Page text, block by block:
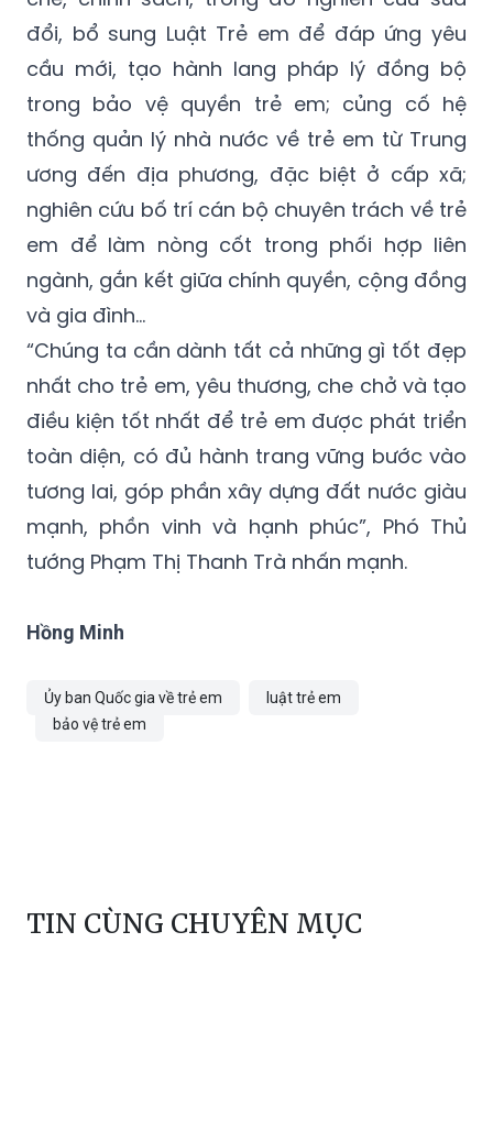
đổi, bổ sung Luật Trẻ em để đáp ứng yêu
cầu mới, tạo hành lang pháp lý đồng bộ
trong bảo vệ quyền trẻ em; củng cố hệ
thống quản lý nhà nước về trẻ em từ Trung
ương đến địa phương, đặc biệt ở cấp xã;
nghiên cứu bố trí cán bộ chuyên trách về trẻ
em để làm nòng cốt trong phối hợp liên
ngành, gắn kết giữa chính quyền, cộng đồng
và gia đình…
“Chúng ta cần dành tất cả những gì tốt đẹp
nhất cho trẻ em, yêu thương, che chở và tạo
điều kiện tốt nhất để trẻ em được phát triển
toàn diện, có đủ hành trang vững bước vào
tương lai, góp phần xây dựng đất nước giàu
mạnh, phồn vinh và hạnh phúc”, Phó Thủ
tướng Phạm Thị Thanh Trà nhấn mạnh.
Hồng Minh
Ủy ban Quốc gia về trẻ em
luật trẻ em
bảo vệ trẻ em
TIN CÙNG CHUYÊN MỤC